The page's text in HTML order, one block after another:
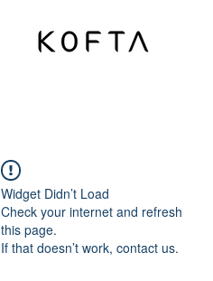
Widget Didn’t Load
Check your internet and refresh
this page.
If that doesn’t work, contact us.